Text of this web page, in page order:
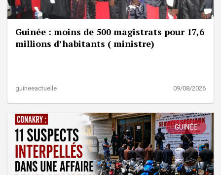
Guinée : moins de 500 magistrats pour 17,6
millions d’habitants ( ministre)
guineeactuelle 09/08/2026
GUINÉE